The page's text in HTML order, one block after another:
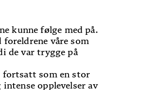
kunne følge med på.
våre som
de var trygge på
fortsatt som en stor
opplevelser av